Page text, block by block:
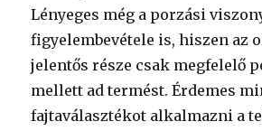
Lényeges még a porzási
figyelembevétele is, hiszen az
jelentős része csak megfelelő
mellett ad termést. Érdemes
fajtaválasztékot alkalmazni a